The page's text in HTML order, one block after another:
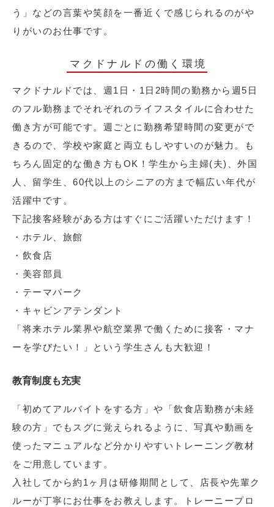
う」などの言葉や笑顔を一番近くで感じられるのがや
りがいのお仕事です。
マクドナルドの働く環境
マクドナルドでは、週1日・1日2時間の勤務から週5日
のフル勤務までそれぞれのライフスタイルに合わせた
働き方が可能です。週ごとに勤務希望時間の変更がで
きるので、学校や家庭と両立もしやすいのが魅力。も
ちろん固定的な働き方もOK！学生から主婦(夫)、外国
人、留学生、60代以上のシニアの方まで幅広い年代が
活躍中です。
下記接客経験がある方はすぐにご活躍いただけます！
・ホテル、旅館
・飲食店
・美容部員
・テーマパーク
・キャビンアテンダント
「将来ホテル業界や航空業界で働くために接客・マナ
ーを学びたい！」という学生さんも大歓迎！
教育制度も充実
「初めてアルバイトをする方」や「飲食店勤務が未経
験の方」でもスグに覚えられるように、写真や動画を
使ったマニュアルなど分かりやすいトレーニング教材
をご用意しています。
入社してから約1ヶ月は研修期間として、店長や先輩ク
ルーが丁寧にお仕事をお教えします。トレーニープロ